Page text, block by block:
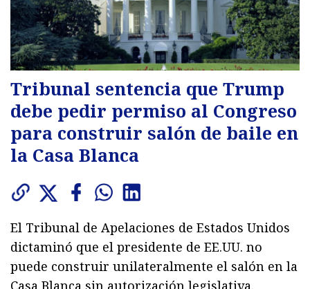
Tribunal sentencia que Trump
debe pedir permiso al Congreso
para construir salón de baile en
la Casa Blanca
El Tribunal de Apelaciones de Estados Unidos
dictaminó que el presidente de EE.UU. no
puede construir unilateralmente el salón en la
Casa Blanca sin autorización legislativa.